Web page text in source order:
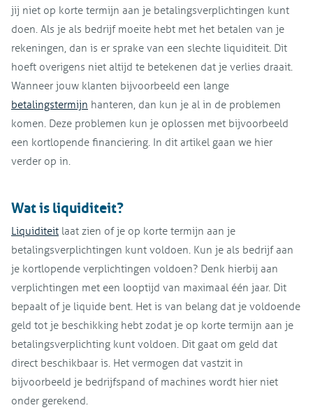
jij niet op korte termijn aan je betalingsverplichtingen kunt
doen. Als je als bedrijf moeite hebt met het betalen van je
rekeningen, dan is er sprake van een slechte liquiditeit. Dit
hoeft overigens niet altijd te betekenen dat je verlies draait.
Wanneer jouw klanten bijvoorbeeld een lange
betalingstermijn hanteren, dan kun je al in de problemen
komen. Deze problemen kun je oplossen met bijvoorbeeld
een kortlopende financiering. In dit artikel gaan we hier
verder op in.
Wat is liquiditeit?
Liquiditeit laat zien of je op korte termijn aan je
betalingsverplichtingen kunt voldoen. Kun je als bedrijf aan
je kortlopende verplichtingen voldoen? Denk hierbij aan
verplichtingen met een looptijd van maximaal één jaar. Dit
bepaalt of je liquide bent. Het is van belang dat je voldoende
geld tot je beschikking hebt zodat je op korte termijn aan je
betalingsverplichting kunt voldoen. Dit gaat om geld dat
direct beschikbaar is. Het vermogen dat vastzit in
bijvoorbeeld je bedrijfspand of machines wordt hier niet
onder gerekend.